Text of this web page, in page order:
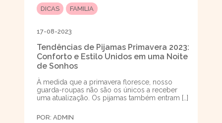
DICAS FAMILIA
17-08-2023
Tendências de Pijamas Primavera 2023:
Conforto e Estilo Unidos em uma Noite
de Sonhos
À medida que a primavera floresce, nosso
guarda-roupas não são os únicos a receber
uma atualização. Os pijamas também entram […]
POR: ADMIN